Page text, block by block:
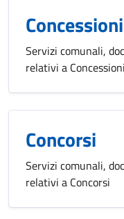
Concessioni
Servizi comunali,
relativi a Concessioni
Concorsi
Servizi comunali,
relativi a Concorsi